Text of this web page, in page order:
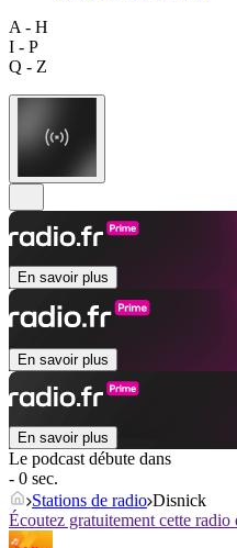
A - H
I - P
Q - Z
En savoir plus
En savoir plus
En savoir plus
Le podcast débute dans
- 0 sec.
Stations de radio Disnick
Écoutez gratuitement cette